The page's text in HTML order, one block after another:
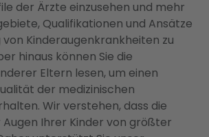
der Ärzte einzusehen und mehr
Qualifikationen und Ansätze
von Kinderaugenkrankheiten zu
hinaus können Sie die
Eltern lesen, um einen
der medizinischen
Wir verstehen, dass die
Ihrer Kinder von größter